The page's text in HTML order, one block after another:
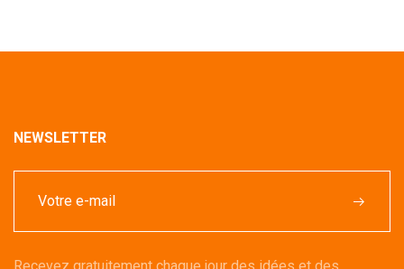
NEWSLETTER
Recevez gratuitement chaque jour des idées et des